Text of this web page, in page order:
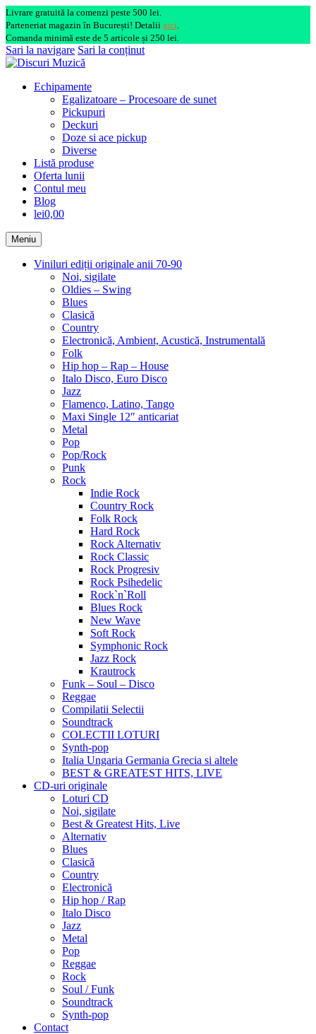
Livrare gratuită la comenzi peste 500 lei.
Parteneriat magazin în București! Detalii aici.
Comanda minimă este de 5 articole și 250 lei.
Sari la navigare Sari la conținut
Echipamente
Egalizatoare – Procesoare de sunet
Pickupuri
Deckuri
Doze si ace pickup
Diverse
Listă produse
Oferta lunii
Contul meu
Blog
lei0,00
Meniu
Viniluri ediții originale anii 70-90
Noi, sigilate
Oldies – Swing
Blues
Clasică
Country
Electronică, Ambient, Acustică, Instrumentală
Folk
Hip hop – Rap – House
Italo Disco, Euro Disco
Jazz
Flamenco, Latino, Tango
Maxi Single 12″ anticariat
Metal
Pop
Pop/Rock
Punk
Rock
Indie Rock
Country Rock
Folk Rock
Hard Rock
Rock Alternativ
Rock Classic
Rock Progresiv
Rock Psihedelic
Rock`n`Roll
Blues Rock
New Wave
Soft Rock
Symphonic Rock
Jazz Rock
Krautrock
Funk – Soul – Disco
Reggae
Compilatii Selectii
Soundtrack
COLECTII LOTURI
Synth-pop
Italia Ungaria Germania Grecia si altele
BEST & GREATEST HITS, LIVE
CD-uri originale
Loturi CD
Noi, sigilate
Best & Greatest Hits, Live
Alternativ
Blues
Clasică
Country
Electronică
Hip hop / Rap
Italo Disco
Jazz
Metal
Pop
Reggae
Rock
Soul / Funk
Soundtrack
Synth-pop
Contact